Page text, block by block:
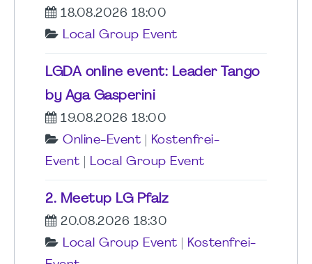
18.08.2026 18:00
Local Group Event
LGDA online event: Leader Tango
by Aga Gasperini
19.08.2026 18:00
Online-Event
Kostenfrei-
Event
Local Group Event
2. Meetup LG Pfalz
20.08.2026 18:30
Local Group Event
Kostenfrei-